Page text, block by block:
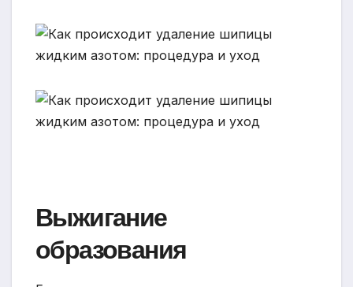
Выжигание
образования